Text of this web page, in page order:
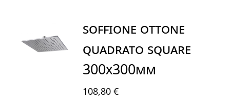
SOFFIONE OTTONE
QUADRATO SQUARE
300X300mm
108,80 €